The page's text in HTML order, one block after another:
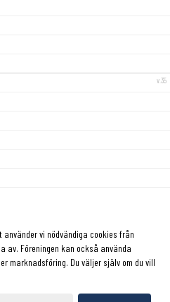
v.35
vi nödvändiga cookies från
av. Föreningen kan också använda
marknadsföring. Du väljer själv om du vill